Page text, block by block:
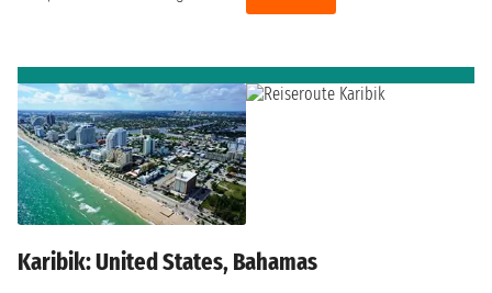
Karibik: United States, Bahamas